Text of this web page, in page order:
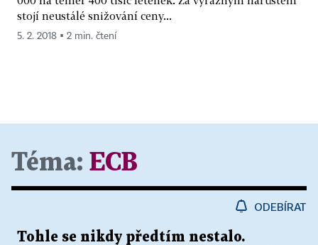
stojí neustálé snižování ceny...
5. 2. 2018 ▪ 2 min. čtení
Téma: ECB
ODEBÍRAT
Tohle se nikdy předtím nestalo.